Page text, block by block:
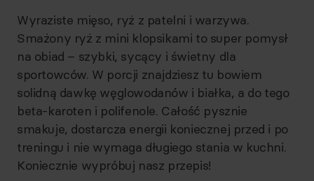
Wyraziste mięso, ryż z patelni i warzywa.
Smażony ryż z mini klopsikami to super pomysł
na obiad – szybki, sycący i świetny dla
sportowców. W porcji znajdziesz tu bowiem
solidną dawkę węglowodanów i białka, a do tego
beta-karoten i polifenole. Całość pysznie
smakuje, dostarcza energii koniecznej przed i po
treningu i nie wymaga długiego stania w kuchni.
Koniecznie wypróbuj nasz przepis!